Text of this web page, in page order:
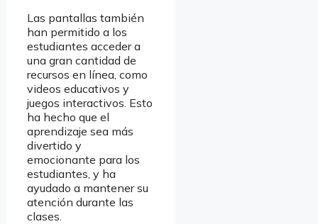
Las pantallas también
han permitido a los
estudiantes acceder a
una gran cantidad de
recursos en línea, como
videos educativos y
juegos interactivos. Esto
ha hecho que el
aprendizaje sea más
divertido y
emocionante para los
estudiantes, y ha
ayudado a mantener su
atención durante las
clases.